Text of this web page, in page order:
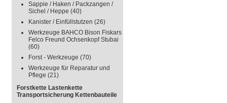
Sappie / Haken / Packzangen /
Sichel / Heppe (40)
Kanister / Einfüllstutzen (26)
Werkzeuge BAHCO Bison Fiskars
Felco Freund Ochsenkopf Stubai
(60)
Forst - Werkzeuge (70)
Werkzeuge für Reparatur und
Pflege (21)
Forstkette Lastenkette
Transportsicherung Kettenbauteile